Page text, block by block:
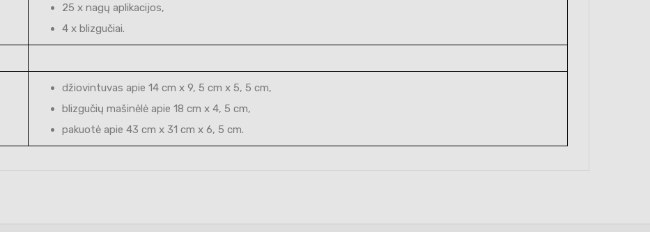
25 x nagų aplikacijos,
4 x blizgučiai.
džiovintuvas apie 14 cm x 9, 5 cm x 5, 5 cm,
blizgučių mašinėlė apie 18 cm x 4, 5 cm,
pakuotė apie 43 cm x 31 cm x 6, 5 cm.